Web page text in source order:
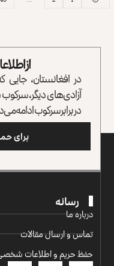
از
در افغانستان، جایی
آزادی‌های دیگر،
در برابر سرکوب ادامه
برای
رسانه
درباره ما
تماس و ارسال مقالات
حفظ حریم و اطلاعات